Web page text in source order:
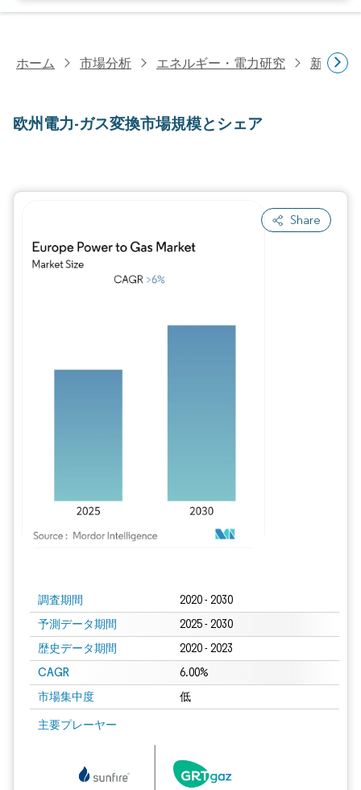
ホーム 市場分析 エネルギー・電力研究 新興エ
欧州電力-ガス変換市場規模とシェア
Share
調査期間 2020 - 2030
予測データ期間 2025 - 2030
歴史データ期間 2020 - 2023
CAGR 6.00%
市場集中度 低
主要プレーヤー